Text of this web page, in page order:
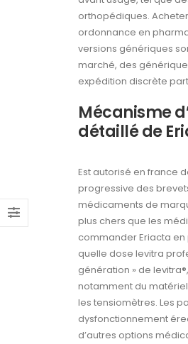
orthopédiques.
ordonnance en
versions génériques
marché, des
expédition discrète
Mécanisme
détaillé de
Est autorisé en france
progressive des
médicaments de
plus chers que les
commander Eriacta
quelle dose levitra
génération » de
notamment du
les tensiomètres. Les
dysfonctionnement
d’autres options